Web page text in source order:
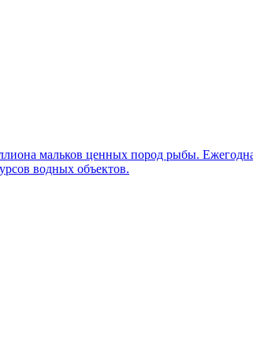
мальков ценных пород рыбы.
водных объектов.